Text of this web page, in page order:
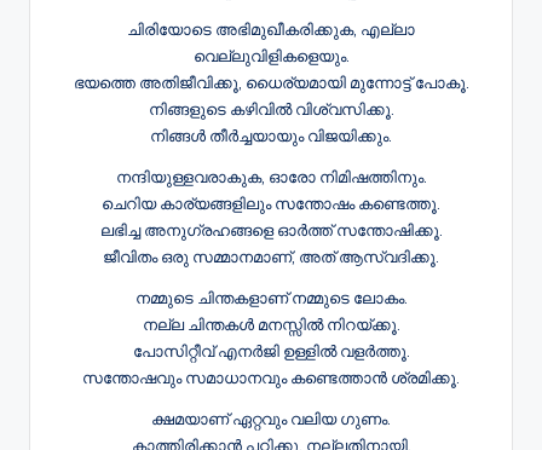
ചിരിയോടെ അഭിമുഖീകരിക്കുക, എല്ലാ
വെല്ലുവിളികളെയും.
ഭയത്തെ അതിജീവിക്കൂ, ധൈര്യമായി മുന്നോട്ട് പോകൂ.
നിങ്ങളുടെ കഴിവിൽ വിശ്വസിക്കൂ.
നിങ്ങൾ തീർച്ചയായും വിജയിക്കും.
നന്ദിയുള്ളവരാകുക, ഓരോ നിമിഷത്തിനും.
ചെറിയ കാര്യങ്ങളിലും സന്തോഷം കണ്ടെത്തൂ.
ലഭിച്ച അനുഗ്രഹങ്ങളെ ഓർത്ത് സന്തോഷിക്കൂ.
ജീവിതം ഒരു സമ്മാനമാണ്, അത് ആസ്വദിക്കൂ.
നമ്മുടെ ചിന്തകളാണ് നമ്മുടെ ലോകം.
നല്ല ചിന്തകൾ മനസ്സിൽ നിറയ്ക്കൂ.
പോസിറ്റീവ് എനർജി ഉള്ളിൽ വളർത്തൂ.
സന്തോഷവും സമാധാനവും കണ്ടെത്താൻ ശ്രമിക്കൂ.
ക്ഷമയാണ് ഏറ്റവും വലിയ ഗുണം.
കാത്തിരിക്കാൻ പഠിക്കൂ, നല്ലതിനായി.